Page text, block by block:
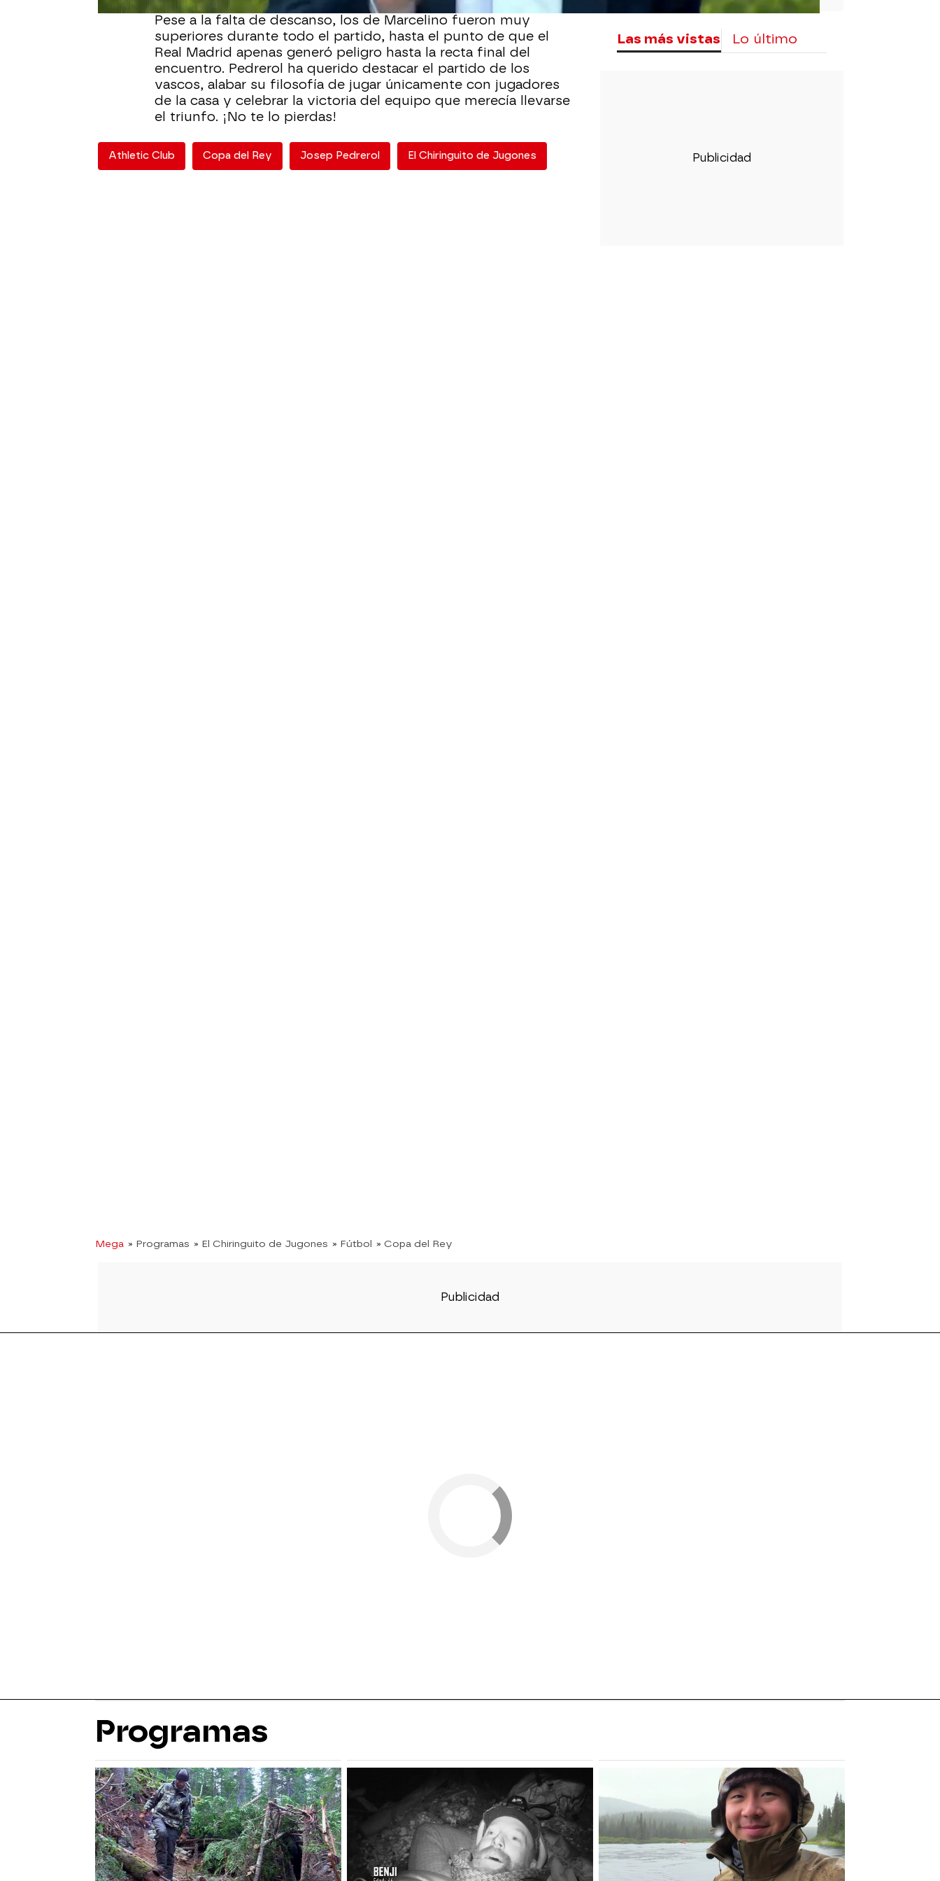
Pese a la falta de descanso, los de Marcelino fueron muy
superiores durante todo el partido, hasta el punto de que el
Real Madrid apenas generó peligro hasta la recta final del
encuentro. Pedrerol ha querido destacar el partido de los
vascos, alabar su filosofía de jugar únicamente con jugadores
de la casa y celebrar la victoria del equipo que merecía llevarse
el triunfo. ¡No te lo pierdas!
Athletic Club Copa del Rey Josep Pedrerol El Chiringuito de Jugones
Mega » Programas » El Chiringuito de Jugones » Fútbol » Copa del Rey
Las más vistas Lo último
Programas